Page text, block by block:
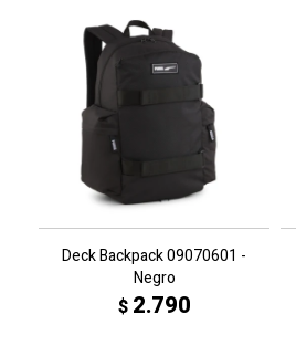
Deck Backpack 09070601 -
Negro
$ 2.790